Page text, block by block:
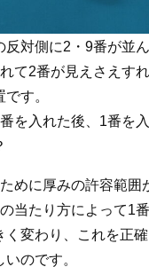
反対側に2・9番が並
て2番が見えさえす
す。
を入れた後、1番を
めに厚みの許容範囲
当たり方によって1
く変わり、これを正
のです。